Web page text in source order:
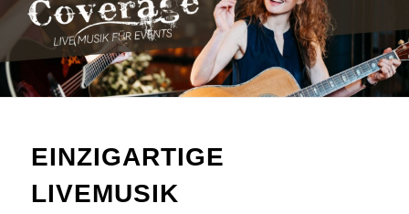
EINZIGARTIGE
LIVEMUSIK